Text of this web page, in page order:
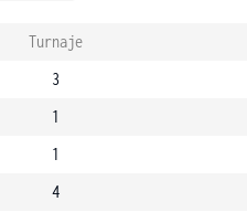
Turnaje
3
1
1
4